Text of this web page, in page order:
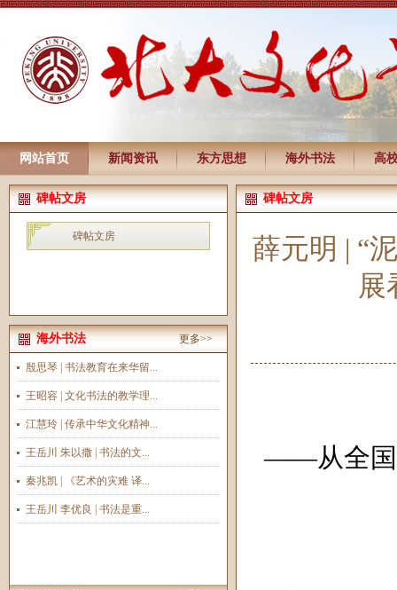
网站首页 新闻资讯 东方思想 海外书法 高
碑帖文房
碑帖文房
海外书法 更多>>
殷思琴 | 书法教育在来华留...
王昭容 | 文化书法的教学理...
江慧玲 | 传承中华文化精神...
王岳川 朱以撒 | 书法的文...
秦兆凯 | 《艺术的灾难 译...
王岳川 李优良 | 书法是重...
碑帖文房
薛元明 | “
展
——从全国